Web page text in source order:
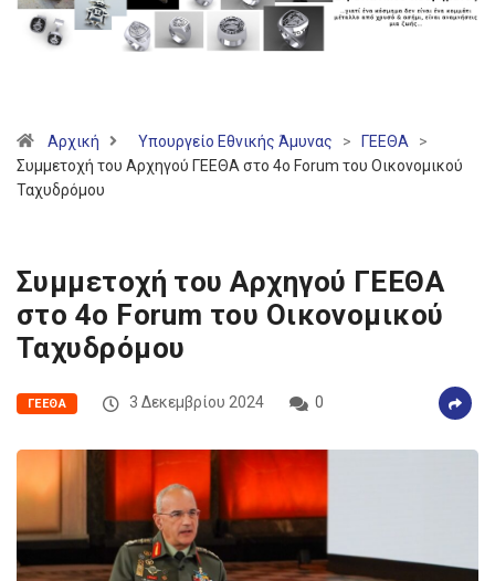
Αρχική Υπουργείο Εθνικής Άμυνας > ΓΕΕΘΑ
>
Συμμετοχή του Αρχηγού ΓΕΕΘΑ στο 4ο Forum του Οικονομικού
Ταχυδρόμου
Συμμετοχή του Αρχηγού ΓΕΕΘΑ
στο 4ο Forum του Οικονομικού
Ταχυδρόμου
ΓΕΕΘΑ 3 Δεκεμβρίου 2024 0